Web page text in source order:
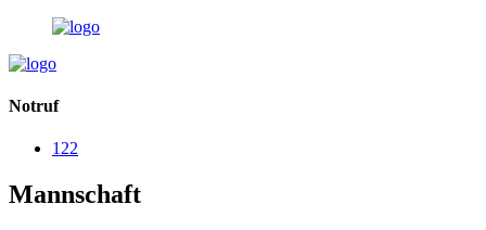
Notruf
122
Mannschaft